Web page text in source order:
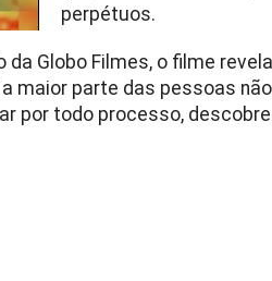
perpétuos.
Globo Filmes, o filme
maior parte das pessoas
por todo processo,